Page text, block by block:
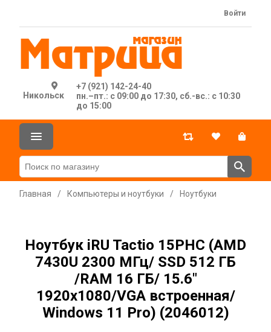
Никольск
+7 (921) 142-24-40
пн.–пт.: с 09:00 до 17:30, сб.-вс.: с 10:30
до 15:00
Войти
Главная / Компьютеры и ноутбуки / Ноутбуки
Ноутбук iRU Tactio 15PHC (AMD
7430U 2300 МГц/ SSD 512 ГБ
/RAM 16 ГБ/ 15.6"
1920x1080/VGA встроенная/
Windows 11 Pro) (2046012)